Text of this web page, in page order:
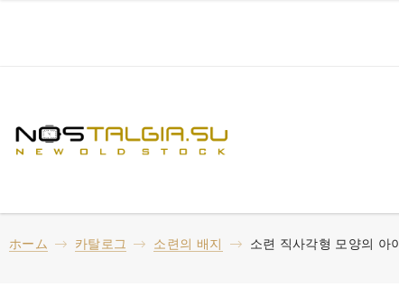
ホーム 카탈로그 소련의 배지 소련 직사각형 모양의 아